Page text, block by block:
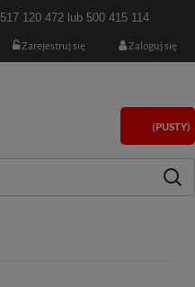
517 120 472 lub 500 415 114
Zarejestruj się Zaloguj się
(PUSTY)